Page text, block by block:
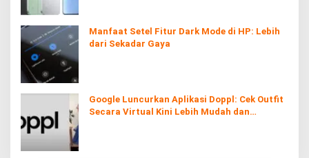
Manfaat Setel Fitur Dark Mode di HP: Lebih
dari Sekadar Gaya
Google Luncurkan Aplikasi Doppl: Cek Outfit
Secara Virtual Kini Lebih Mudah dan